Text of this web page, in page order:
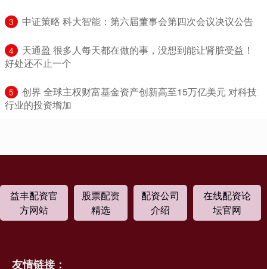
3 ​中证策略 科大智能：第六届董事会第四次会议决议公告
4
​天通盈 很多人每天都在做的事，没想到能让肾脏受益！
好处还不止一个
5
​创界 全球主权财富基金资产创新高至15万亿美元 对科技
行业的投资增加
益丰配资官
方网站
股票配资
精选
配资公司
介绍
在线配资论
坛官网
友情链接：